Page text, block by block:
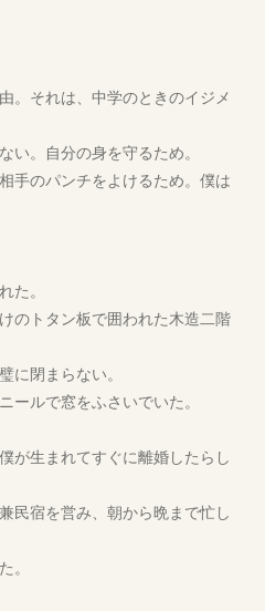
。それは、中学のときのイジメ
い。自分の身を守るため。
手のパンチをよけるため。僕は
た。
のトタン板で囲われた木造二階
に閉まらない。
ールで窓をふさいでいた。
が生まれてすぐに離婚したらし
民宿を営み、朝から晩まで忙し
。